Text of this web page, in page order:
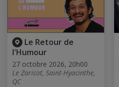
Le Retour de
l'Humour
27 octobre 2026, 20h00
Le Zaricot, Saint-Hyacinthe,
QC